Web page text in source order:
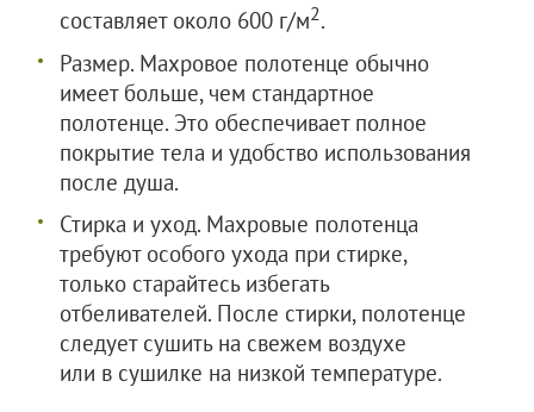
составляет около 600 г/м2.
Размер. Махровое полотенце обычно
имеет больше, чем стандартное
полотенце. Это обеспечивает полное
покрытие тела и удобство использования
после душа.
Стирка и уход. Махровые полотенца
требуют особого ухода при стирке,
только старайтесь избегать
отбеливателей. После стирки, полотенце
следует сушить на свежем воздухе
или в сушилке на низкой температуре.